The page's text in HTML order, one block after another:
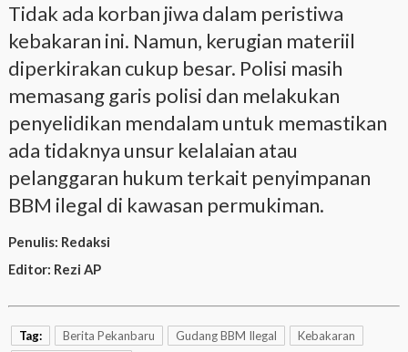
Tidak ada korban jiwa dalam peristiwa
kebakaran ini. Namun, kerugian materiil
diperkirakan cukup besar. Polisi masih
memasang garis polisi dan melakukan
penyelidikan mendalam untuk memastikan
ada tidaknya unsur kelalaian atau
pelanggaran hukum terkait penyimpanan
BBM ilegal di kawasan permukiman.
Penulis: Redaksi
Editor: Rezi AP
Tag: Berita Pekanbaru Gudang BBM Ilegal
Kebakaran